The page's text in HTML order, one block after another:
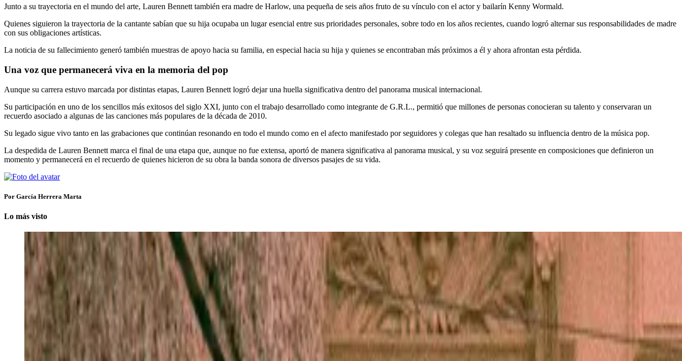
Junto a su trayectoria en el mundo del arte, Lauren Bennett también era madre de Harlow, una pequeña de seis años fruto de su vínculo con el actor y bailarín Kenny Wormald.
Quienes siguieron la trayectoria de la cantante sabían que su hija ocupaba un lugar esencial entre sus prioridades personales, sobre todo en los años recientes, cuando logró alternar sus responsabilidades de madre
con sus obligaciones artísticas.
La noticia de su fallecimiento generó también muestras de apoyo hacia su familia, en especial hacia su hija y quienes se encontraban más próximos a él y ahora afrontan esta pérdida.
Una voz que permanecerá viva en la memoria del pop
Aunque su carrera estuvo marcada por distintas etapas, Lauren Bennett logró dejar una huella significativa dentro del panorama musical internacional.
Su participación en uno de los sencillos más exitosos del siglo XXI, junto con el trabajo desarrollado como integrante de G.R.L., permitió que millones de personas conocieran su talento y conservaran un
recuerdo asociado a algunas de las canciones más populares de la década de 2010.
Su legado sigue vivo tanto en las grabaciones que continúan resonando en todo el mundo como en el afecto manifestado por seguidores y colegas que han resaltado su influencia dentro de la música pop.
La despedida de Lauren Bennett marca el final de una etapa que, aunque no fue extensa, aportó de manera significativa al panorama musical, y su voz seguirá presente en composiciones que definieron un
momento y permanecerá en el recuerdo de quienes hicieron de su obra la banda sonora de diversos pasajes de su vida.
Por García Herrera Marta
Lo más visto